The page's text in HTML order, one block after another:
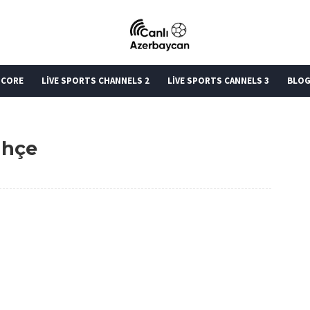
LİVE SPORTS CHANNELS 2 LİVE SPORTS CANNELS 3 BLOG